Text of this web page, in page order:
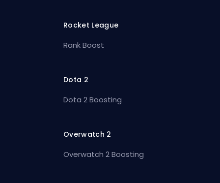
Rocket League
Rank Boost
Dota 2
Dota 2 Boosting
Overwatch 2
Overwatch 2 Boosting